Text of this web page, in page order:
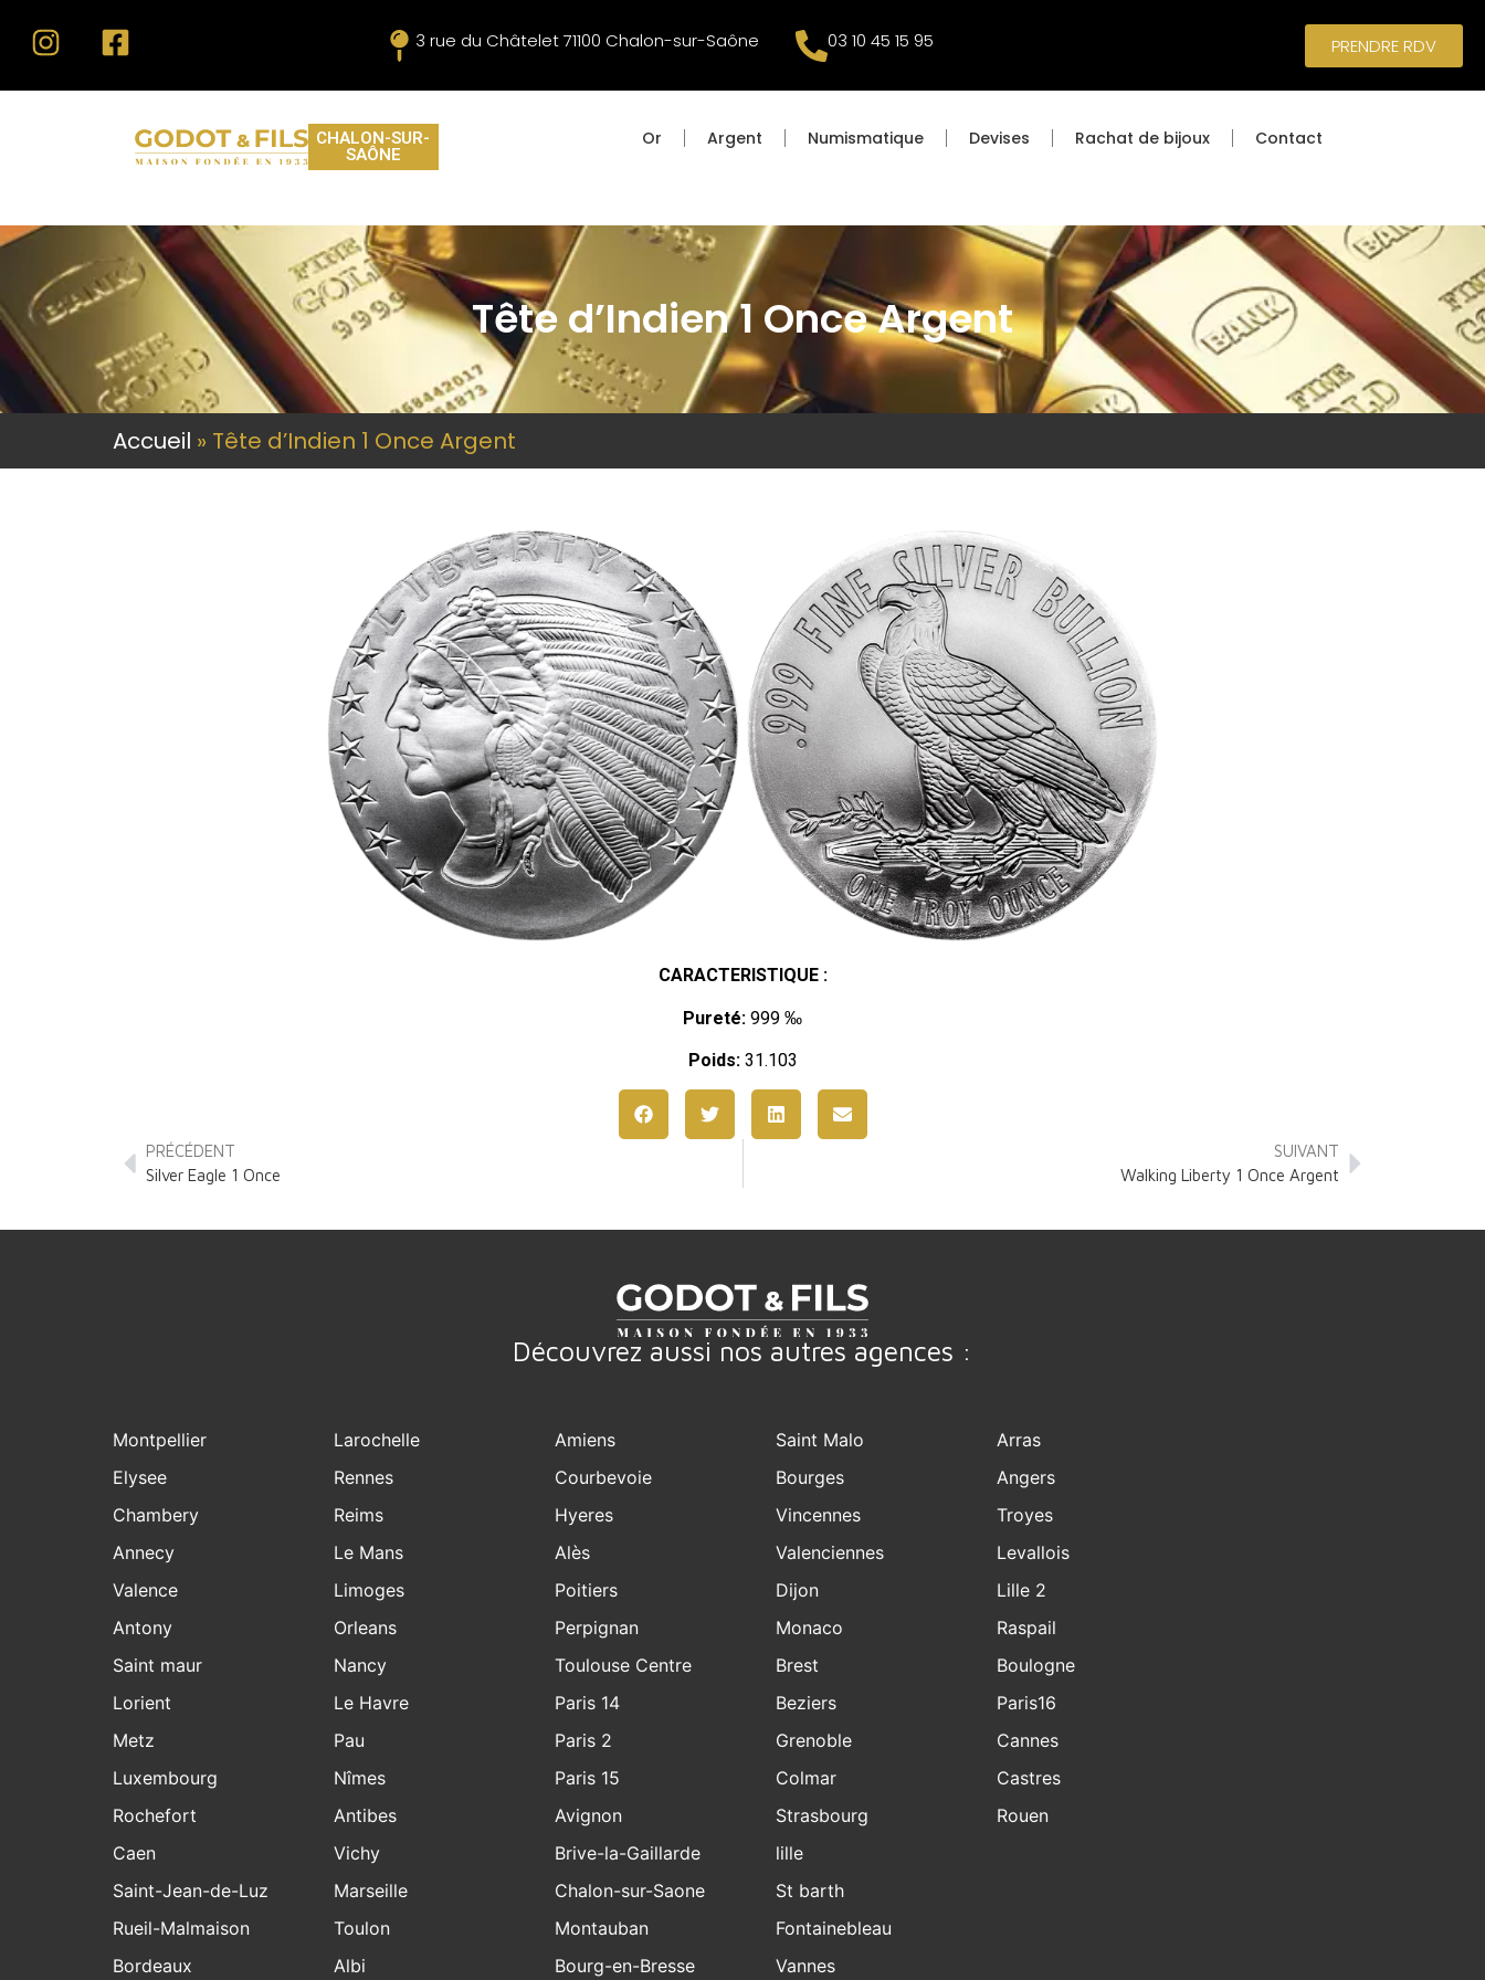
3 rue du Châtelet 71100 Chalon-sur-Saône 03 10 45 15 95 PRENDRE RDV
CHALON-SUR-
SAÔNE
Or Argent Numismatique Devises Rachat de bijoux Contact
Tête d’Indien 1 Once Argent
Accueil » Tête d’Indien 1 Once Argent
CARACTERISTIQUE :
Pureté: 999 ‰
Poids:31.103
PRÉCÉDENT
Silver Eagle 1 Once
SUIVANT
Walking Liberty 1 Once Argent
Découvrez aussi nos autres agences :
Montpellier
Elysee
Chambery
Annecy
Valence
Antony
Saint maur
Lorient
Metz
Luxembourg
Rochefort
Larochelle
Rennes
Reims
Le Mans
Limoges
Orleans
Nancy
Le Havre
Pau
Nîmes
Antibes
Amiens
Courbevoie
Hyeres
Alès
Poitiers
Perpignan
Toulouse Centre
Paris 14
Paris 2
Paris 15
Avignon
Saint Malo
Bourges
Vincennes
Valenciennes
Dijon
Monaco
Brest
Beziers
Grenoble
Colmar
Strasbourg
Arras
Angers
Troyes
Levallois
Lille 2
Raspail
Boulogne
Paris16
Cannes
Castres
Rouen
Caen
Saint-Jean-de-Luz
Rueil-Malmaison
Bordeaux
Vichy
Marseille
Toulon
Albi
Brive-la-Gaillarde
Chalon-sur-Saone
Montauban
Bourg-en-Bresse
lille
St barth
Fontainebleau
Vannes